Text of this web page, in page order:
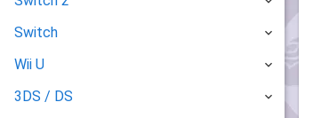
Switch
Wii U
3DS / DS